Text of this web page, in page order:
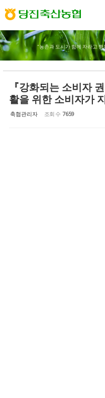
"농촌과 도시가 함께 자라고
『강화되는 소비자
활을 위한 소비자가
축협관리자 조회 수 7659